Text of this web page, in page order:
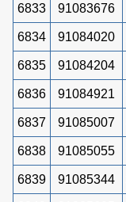
6833 91083676
6834 91084020
6835 91084204
6836 91084921
6837 91085007
6838 91085055
6839 91085344